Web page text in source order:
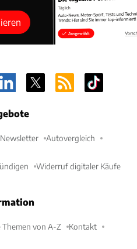
Newsletter Autovergleich
Widerruf digitaler Käufe
Themen von A-Z Kontakt